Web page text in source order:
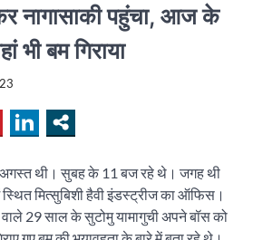
नागासाकी पहुंचा, आज के
भी बम गिराया
थी। सुबह के 11 बज रहे थे। जगह थी
मित्सुबिशी हैवी इंडस्ट्रीज का ऑफिस।
29 साल के सुटोमु यामागुची अपने बॉस को